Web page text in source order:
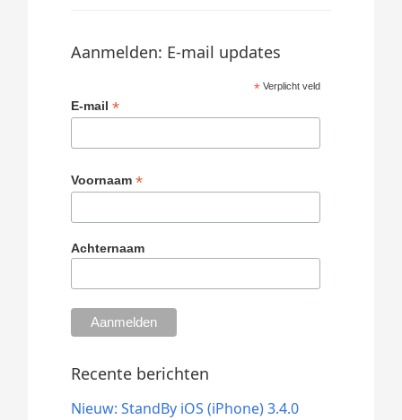
Aanmelden: E-mail updates
* Verplicht veld
E-mail*
Voornaam*
Achternaam
Recente berichten
Nieuw: StandBy iOS (iPhone) 3.4.0